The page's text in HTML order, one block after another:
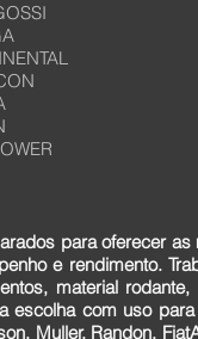
para oferecer as
e rendimento.
material rodante,
escolha com uso
Muller, Randon,